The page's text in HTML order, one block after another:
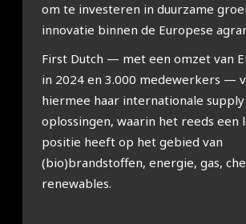
om te investeren in duurzame
innovatie binnen de Europese
First Dutch — met een omzet van
in 2024 en 3.000 medewerkers —
hiermee haar internationale supply
oplossingen, waarin het reeds een
positie heeft op het gebied van
(bio)brandstoffen, energie, gas,
renewables.